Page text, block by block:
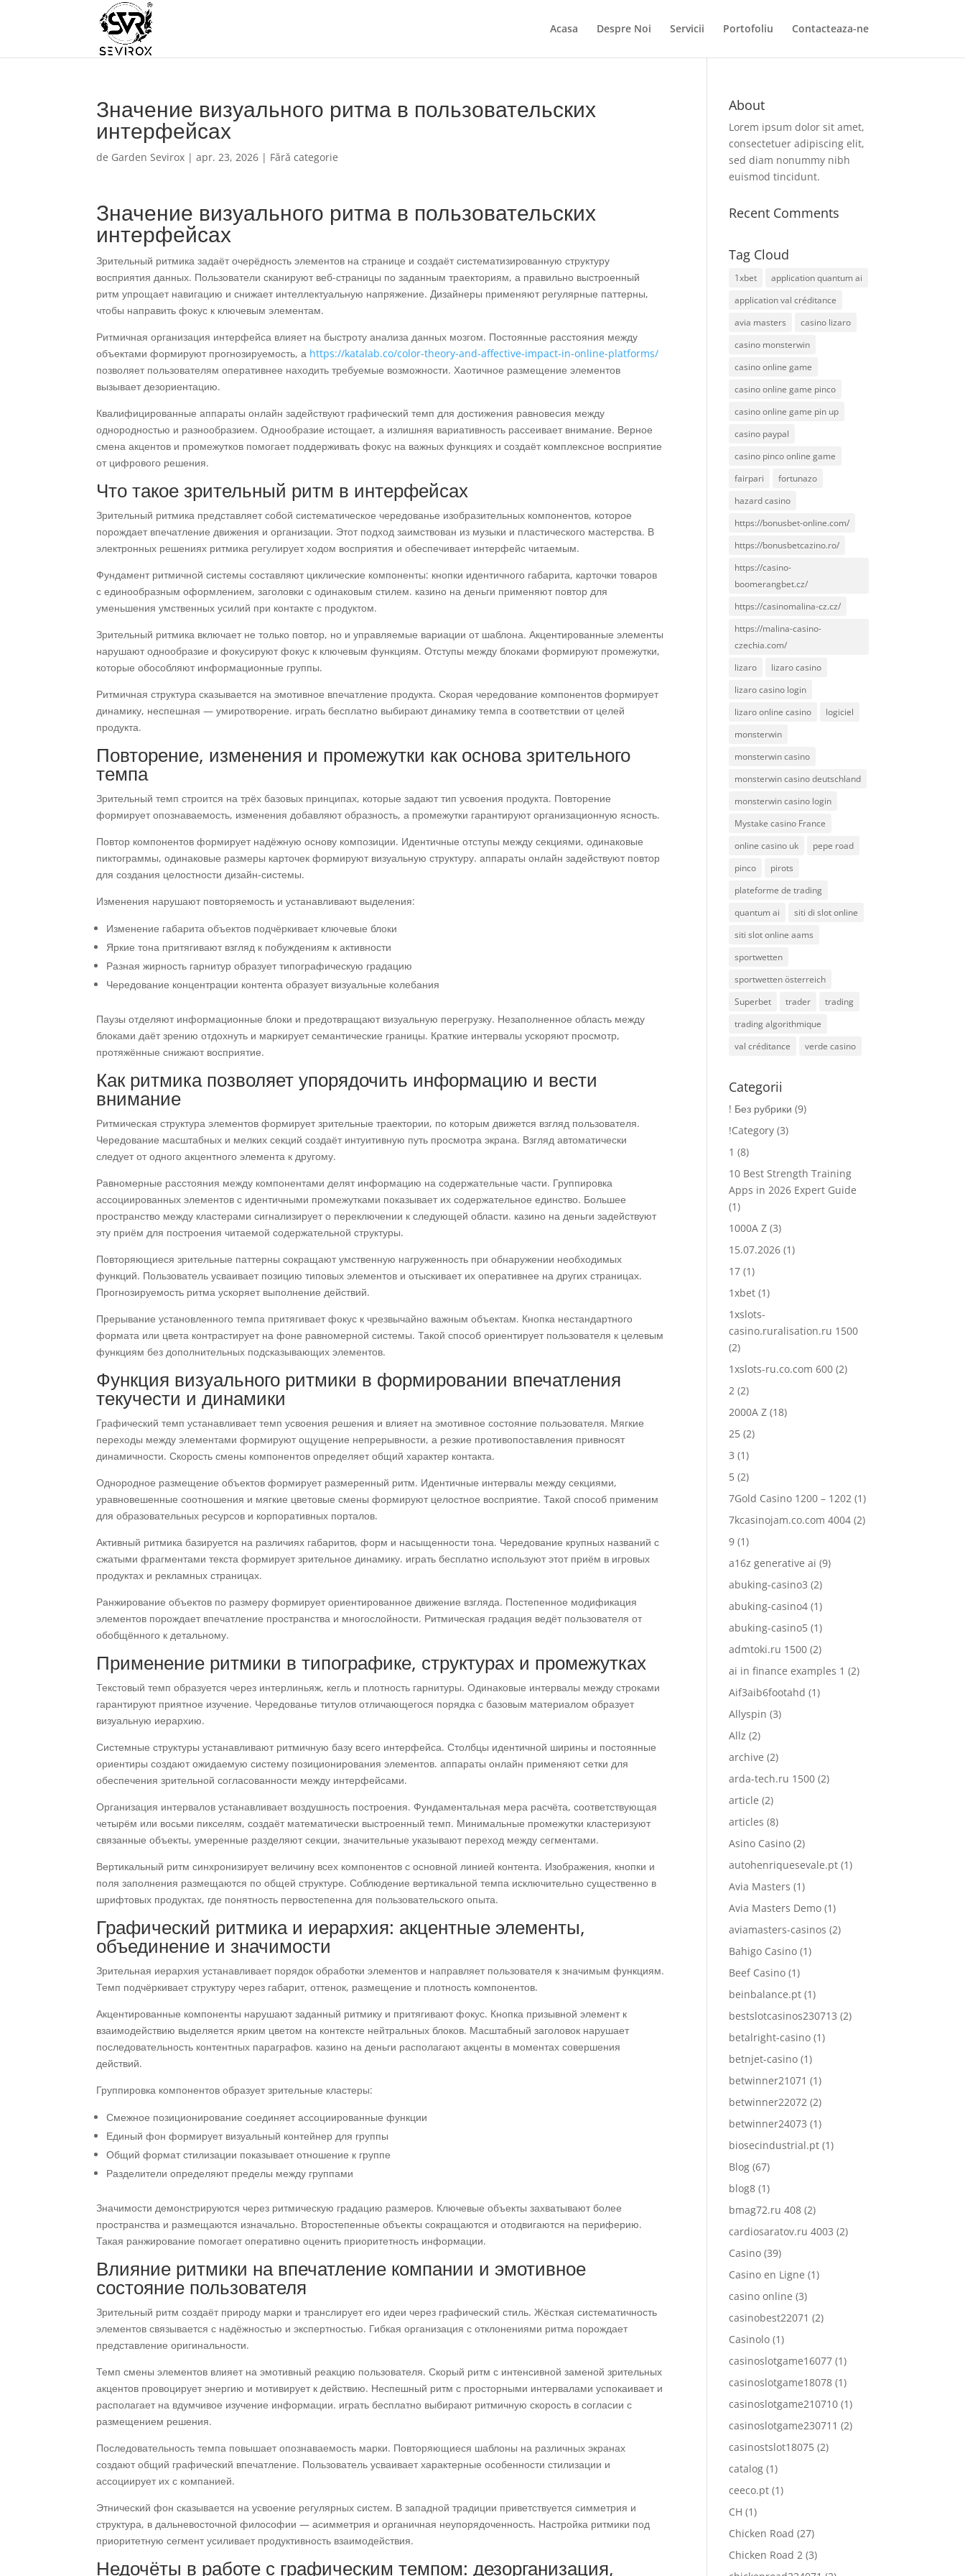
Acasa Despre Noi Servicii Portofoliu Contacteaza-ne
Значение визуального ритма в пользовательских
интерфейсах
de Garden Sevirox |apr. 23, 2026 | Fără categorie
Значение визуального ритма в пользовательских
интерфейсах
Зрительный ритмика задаёт очерёдность элементов на странице и создаёт систематизированную структуру
восприятия данных. Пользователи сканируют веб-страницы по заданным траекториям, а правильно выстроенный
ритм упрощает навигацию и снижает интеллектуальную напряжение. Дизайнеры применяют регулярные паттерны,
чтобы направить фокус к ключевым элементам.
Ритмичная организация интерфейса влияет на быстроту анализа данных мозгом. Постоянные расстояния между
объектами формируют прогнозируемость, а https://katalab.co/color-theory-and-affective-impact-in-online-platforms/
позволяет пользователям оперативнее находить требуемые возможности. Хаотичное размещение элементов
вызывает дезориентацию.
Квалифицированные аппараты онлайн задействуют графический темп для достижения равновесия между
однородностью и разнообразием. Однообразие истощает, а излишняя вариативность рассеивает внимание. Верное
смена акцентов и промежутков помогает поддерживать фокус на важных функциях и создаёт комплексное восприятие
от цифрового решения.
Что такое зрительный ритм в интерфейсах
Зрительный ритмика представляет собой систематическое чередованье изобразительных компонентов, которое
порождает впечатление движения и организации. Этот подход заимствован из музыки и пластического мастерства. В
электронных решениях ритмика регулирует ходом восприятия и обеспечивает интерфейс читаемым.
Фундамент ритмичной системы составляют циклические компоненты: кнопки идентичного габарита, карточки товаров
с единообразным оформлением, заголовки с одинаковым стилем. казино на деньги применяют повтор для
уменьшения умственных усилий при контакте с продуктом.
Зрительный ритмика включает не только повтор, но и управляемые вариации от шаблона. Акцентированные элементы
нарушают однообразие и фокусируют фокус к ключевым функциям. Отступы между блоками формируют промежутки,
которые обособляют информационные группы.
Ритмичная структура сказывается на эмотивное впечатление продукта. Скорая чередование компонентов формирует
динамику, неспешная — умиротворение. играть бесплатно выбирают динамику темпа в соответствии от целей
продукта.
Повторение, изменения и промежутки как основа зрительного
темпа
Зрительный темп строится на трёх базовых принципах, которые задают тип усвоения продукта. Повторение
формирует опознаваемость, изменения добавляют образность, а промежутки гарантируют организационную ясность.
Повтор компонентов формирует надёжную основу композиции. Идентичные отступы между секциями, одинаковые
пиктограммы, одинаковые размеры карточек формируют визуальную структуру. аппараты онлайн задействуют повтор
для создания целостности дизайн-системы.
Изменения нарушают повторяемость и устанавливают выделения:
Изменение габарита объектов подчёркивает ключевые блоки
Яркие тона притягивают взгляд к побуждениям к активности
Разная жирность гарнитур образует типографическую градацию
Чередование концентрации контента образует визуальные колебания
Паузы отделяют информационные блоки и предотвращают визуальную перегрузку. Незаполненное область между
блоками даёт зрению отдохнуть и маркирует семантические границы. Краткие интервалы ускоряют просмотр,
протяжённые снижают восприятие.
Как ритмика позволяет упорядочить информацию и вести
внимание
Ритмическая структура элементов формирует зрительные траектории, по которым движется взгляд пользователя.
Чередование масштабных и мелких секций создаёт интуитивную путь просмотра экрана. Взгляд автоматически
следует от одного акцентного элемента к другому.
Равномерные расстояния между компонентами делят информацию на содержательные части. Группировка
ассоциированных элементов с идентичными промежутками показывает их содержательное единство. Большее
пространство между кластерами сигнализирует о переключении к следующей области. казино на деньги задействуют
эту приём для построения читаемой содержательной структуры.
Повторяющиеся зрительные паттерны сокращают умственную нагруженность при обнаружении необходимых
функций. Пользователь усваивает позицию типовых элементов и отыскивает их оперативнее на других страницах.
Прогнозируемость ритма ускоряет выполнение действий.
Прерывание установленного темпа притягивает фокус к чрезвычайно важным объектам. Кнопка нестандартного
формата или цвета контрастирует на фоне равномерной системы. Такой способ ориентирует пользователя к целевым
функциям без дополнительных подсказывающих элементов.
Функция визуального ритмики в формировании впечатления
текучести и динамики
Графический темп устанавливает темп усвоения решения и влияет на эмотивное состояние пользователя. Мягкие
переходы между элементами формируют ощущение непрерывности, а резкие противопоставления привносят
динамичности. Скорость смены компонентов определяет общий характер контакта.
Однородное размещение объектов формирует размеренный ритм. Идентичные интервалы между секциями,
уравновешенные соотношения и мягкие цветовые смены формируют целостное восприятие. Такой способ применим
для образовательных ресурсов и корпоративных порталов.
Активный ритмика базируется на различиях габаритов, форм и насыщенности тона. Чередование крупных названий с
сжатыми фрагментами текста формирует зрительное динамику. играть бесплатно используют этот приём в игровых
продуктах и рекламных страницах.
Ранжирование объектов по размеру формирует ориентированное движение взгляда. Постепенное модификация
элементов порождает впечатление пространства и многослойности. Ритмическая градация ведёт пользователя от
обобщённого к детальному.
Применение ритмики в типографике, структурах и промежутках
Текстовый темп образуется через интерлиньяж, кегль и плотность гарнитуры. Одинаковые интервалы между строками
гарантируют приятное изучение. Чередованье титулов отличающегося порядка с базовым материалом образует
визуальную иерархию.
Системные структуры устанавливают ритмичную базу всего интерфейса. Столбцы идентичной ширины и постоянные
ориентиры создают ожидаемую систему позиционирования элементов. аппараты онлайн применяют сетки для
обеспечения зрительной согласованности между интерфейсами.
Организация интервалов устанавливает воздушность построения. Фундаментальная мера расчёта, соответствующая
четырём или восьми пикселям, создаёт математически выстроенный темп. Минимальные промежутки кластеризуют
связанные объекты, умеренные разделяют секции, значительные указывают переход между сегментами.
Вертикальный ритм синхронизирует величину всех компонентов с основной линией контента. Изображения, кнопки и
поля заполнения размещаются по общей структуре. Соблюдение вертикальной темпа исключительно существенно в
шрифтовых продуктах, где понятность первостепенна для пользовательского опыта.
Графический ритмика и иерархия: акцентные элементы,
объединение и значимости
Зрительная иерархия устанавливает порядок обработки элементов и направляет пользователя к значимым функциям.
Темп подчёркивает структуру через габарит, оттенок, размещение и плотность компонентов.
Акцентированные компоненты нарушают заданный ритмику и притягивают фокус. Кнопка призывной элемент к
взаимодействию выделяется ярким цветом на контексте нейтральных блоков. Масштабный заголовок нарушает
последовательность контентных параграфов. казино на деньги располагают акценты в моментах совершения
действий.
Группировка компонентов образует зрительные кластеры:
Смежное позиционирование соединяет ассоциированные функции
Единый фон формирует визуальный контейнер для группы
Общий формат стилизации показывает отношение к группе
Разделители определяют пределы между группами
Значимости демонстрируются через ритмическую градацию размеров. Ключевые объекты захватывают более
пространства и размещаются изначально. Второстепенные объекты сокращаются и отодвигаются на периферию.
Такая ранжирование помогает оперативно оценить приоритетность информации.
Влияние ритмики на впечатление компании и эмотивное
состояние пользователя
Зрительный ритм создаёт природу марки и транслирует его идеи через графический стиль. Жёсткая систематичность
элементов связывается с надёжностью и экспертностью. Гибкая организация с отклонениями ритма порождает
представление оригинальности.
Темп смены элементов влияет на эмотивный реакцию пользователя. Скорый ритм с интенсивной заменой зрительных
акцентов провоцирует энергию и мотивирует к действию. Неспешный ритм с просторными интервалами успокаивает и
располагает на вдумчивое изучение информации. играть бесплатно выбирают ритмичную скорость в согласии с
размещением решения.
Последовательность темпа повышает опознаваемость марки. Повторяющиеся шаблоны на различных экранах
создают общий графический впечатление. Пользователь усваивает характерные особенности стилизации и
ассоциирует их с компанией.
Этнический фон сказывается на усвоение регулярных систем. В западной традиции приветствуется симметрия и
структура, в дальневосточной философии — асимметрия и органичная неупорядоченность. Настройка ритмики под
приоритетную сегмент усиливает продуктивность взаимодействия.
Недочёты в работе с графическим темпом: дезорганизация,
About
Lorem ipsum dolor sit amet,
consectetuer adipiscing elit,
sed diam nonummy nibh
euismod tincidunt.
Recent Comments
Tag Cloud
1xbet
application quantum ai
application val créditance
avia masters
casino lizaro
casino monsterwin
casino online game
casino online game pinco
casino online game pin up
casino paypal
casino pinco online game
fairpari
fortunazo
hazard casino
https://bonusbet-online.com/
https://bonusbetcazino.ro/
https://casino-
boomerangbet.cz/
https://casinomalina-cz.cz/
https://malina-casino-
czechia.com/
lizaro
lizaro casino
lizaro casino login
lizaro online casino
logiciel
monsterwin
monsterwin casino
monsterwin casino deutschland
monsterwin casino login
Mystake casino France
online casino uk
pepe road
pinco
pirots
plateforme de trading
quantum ai
siti di slot online
siti slot online aams
sportwetten
sportwetten österreich
Superbet
trader
trading
trading algorithmique
val créditance
verde casino
Categorii
! Без рубрики (9)
!Category (3)
1 (8)
10 Best Strength Training
Apps in 2026 Expert Guide
(1)
1000A Z (3)
15.07.2026 (1)
17 (1)
1xbet (1)
1xslots-
casino.ruralisation.ru 1500
(2)
1xslots-ru.co.com 600 (2)
2 (2)
2000A Z (18)
25 (2)
3 (1)
5 (2)
7Gold Casino 1200 – 1202 (1)
7kcasinojam.co.com 4004 (2)
9 (1)
a16z generative ai (9)
abuking-casino3 (2)
abuking-casino4 (1)
abuking-casino5 (1)
admtoki.ru 1500 (2)
ai in finance examples 1 (2)
Aif3aib6footahd (1)
Allyspin (3)
Allz (2)
archive (2)
arda-tech.ru 1500 (2)
article (2)
articles (8)
Asino Casino (2)
autohenriquesevale.pt (1)
Avia Masters (1)
Avia Masters Demo (1)
aviamasters-casinos (2)
Bahigo Casino (1)
Beef Casino (1)
beinbalance.pt (1)
bestslotcasinos230713 (2)
betalright-casino (1)
betnjet-casino (1)
betwinner21071 (1)
betwinner22072 (2)
betwinner24073 (1)
biosecindustrial.pt (1)
Blog (67)
blog8 (1)
bmag72.ru 408 (2)
cardiosaratov.ru 4003 (2)
Casino (39)
Casino en Ligne (1)
casino online (3)
casinobest22071 (2)
Casinolo (1)
casinoslotgame16077 (1)
casinoslotgame18078 (1)
casinoslotgame210710 (1)
casinoslotgame230711 (2)
casinostslot18075 (2)
catalog (1)
ceeco.pt (1)
CH (1)
Chicken Road (27)
Chicken Road 2 (3)